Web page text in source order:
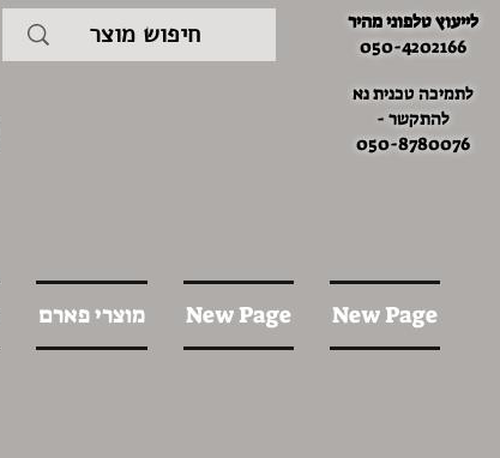
לייעוץ טלפוני מהיר
050-4202166
לתמיכה טכנית נא
להתקשר -
050-8780076
New Page
New Page מוצרי פארם